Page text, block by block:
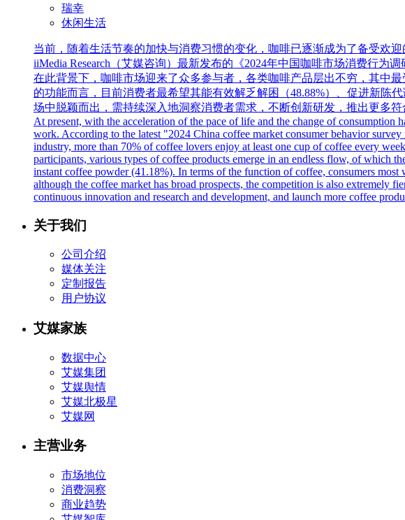
瑞幸
休闲生活
当前，随着生活节奏的加快与消费习惯的变化，咖啡已逐渐成为了备受欢
iiMedia Research（艾媒咨询）最新发布的《2024年中国咖啡市场消费行
在此背景下，咖啡市场迎来了众多参与者，各类咖啡产品层出不穷，其中
的功能而言，目前消费者最希望其能有效解乏解困（48.88%）、促进新陈
场中脱颖而出，需持续深入地洞察消费者需求，不断创新研发，推出更多符
At present, with the acceleration of the pace of life and the change of
work. According to the latest "2024 China coffee market consumer behavior
industry, more than 70% of coffee lovers enjoy at least one cup of coffee every
participants, various types of coffee products emerge in an endless flow, of which
instant coffee powder (41.18%). In terms of the function of coffee, consumers
although the coffee market has broad prospects, the competition is also extremely
continuous innovation and research and development, and launch more coffee
关于我们
公司介绍
媒体关注
定制报告
用户协议
艾媒家族
数据中心
艾媒集团
艾媒舆情
艾媒北极星
艾媒网
主营业务
市场地位
消费洞察
商业趋势